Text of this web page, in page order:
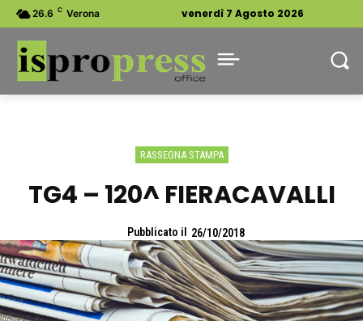
26.6 C Verona venerdì 7 Agosto 2026
RASSEGNA STAMPA
TG4 – 120^ FIERACAVALLI
Pubblicato il 26/10/2018